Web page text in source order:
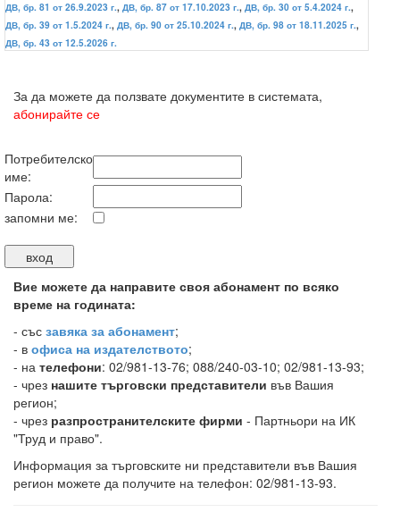
ДВ, бр. 81 от 26.9.2023 г., ДВ, бр. 87 от 17.10.2023 г., ДВ, бр. 30 от 5.4.2024 г.,
ДВ, бр. 39 от 1.5.2024 г., ДВ, бр. 90 от 25.10.2024 г., ДВ, бр. 98 от 18.11.2025 г.,
ДВ, бр. 43 от 12.5.2026 г.
За да можете да ползвате документите в системата,
абонирайте се
Потребителско
име:
Парола:
запомни ме:
Вие можете да направите своя абонамент по всяко
време на годината:
- със завяка за абонамент;
- в офиса на издателството;
- на телефони: 02/981-13-76; 088/240-03-10; 02/981-13-93;
- чрез нашите търговски представители във Вашия
регион;
- чрез разпространителските фирми - Партньори на ИК
"Труд и право".
Информация за търговските ни представители във Вашия
регион можете да получите на телефон: 02/981-13-93.